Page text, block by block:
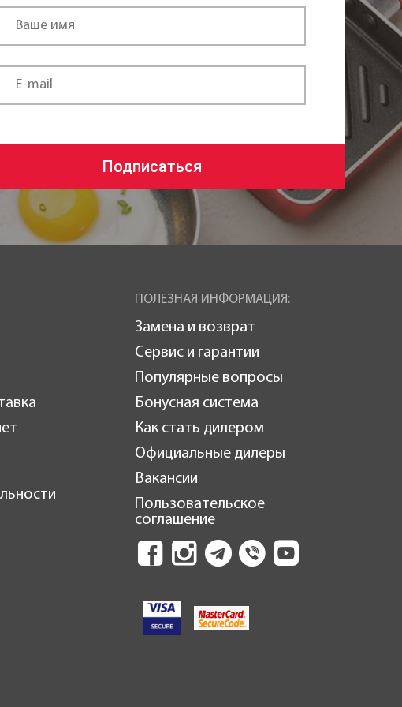
Подписаться
ПОЛЕЗНАЯ ИНФОРМАЦИЯ:
Замена и возврат
Сервис и гарантии
Популярные вопросы
Бонусная система
Как стать дилером
Официальные дилеры
Вакансии
Пользовательское
соглашение